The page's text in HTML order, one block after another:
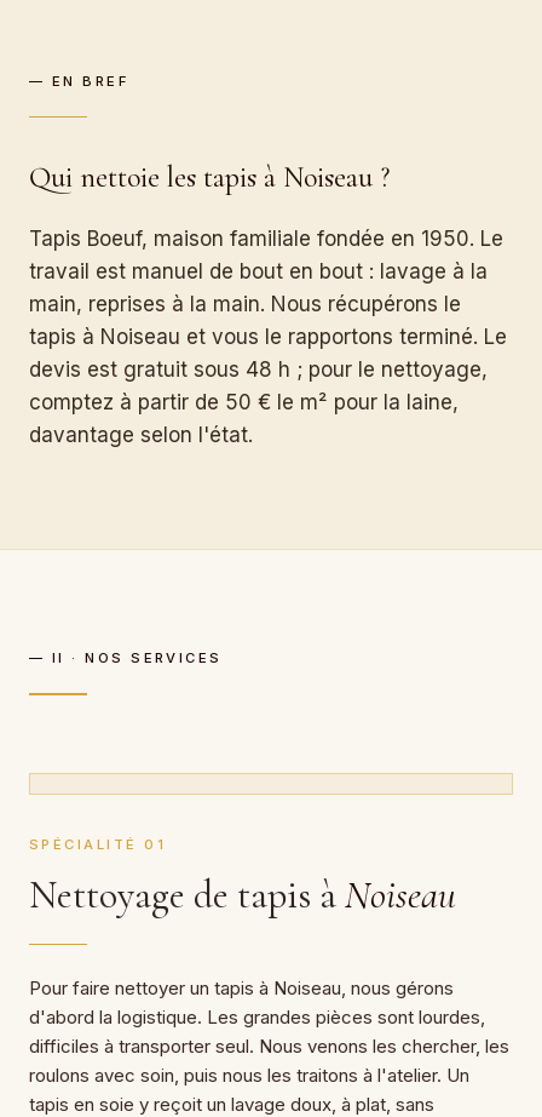
— EN BREF
Qui nettoie les tapis à Noiseau ?
Tapis Boeuf, maison familiale fondée en 1950. Le
travail est manuel de bout en bout : lavage à la
main, reprises à la main. Nous récupérons le
tapis à Noiseau et vous le rapportons terminé. Le
devis est gratuit sous 48 h ; pour le nettoyage,
comptez à partir de 50 € le m² pour la laine,
davantage selon l'état.
— II · NOS SERVICES
SPÉCIALITÉ 01
Nettoyage de tapis àNoiseau
Pour faire nettoyer un tapis à Noiseau, nous gérons
d'abord la logistique. Les grandes pièces sont lourdes,
difficiles à transporter seul. Nous venons les chercher, les
roulons avec soin, puis nous les traitons à l'atelier. Un
tapis en soie y reçoit un lavage doux, à plat, sans